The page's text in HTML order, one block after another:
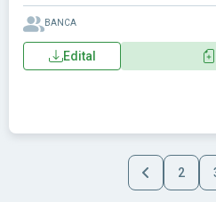
BANCA
Edital
2